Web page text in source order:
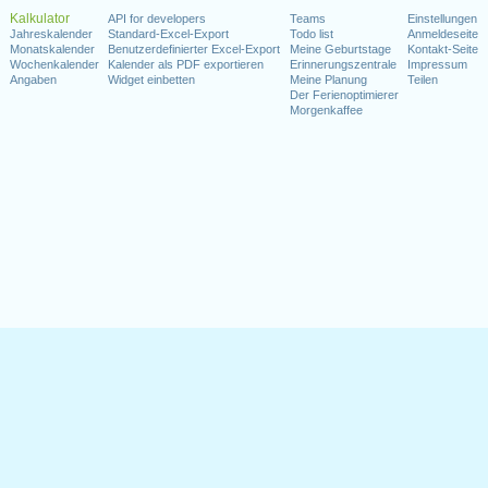
Kalkulator
Jahreskalender
Monatskalender
Wochenkalender
Angaben
API for developers
Standard-Excel-Export
Benutzerdefinierter Excel-Export
Kalender als PDF exportieren
Widget einbetten
Teams
Todo list
Meine Geburtstage
Erinnerungszentrale
Meine Planung
Der Ferienoptimierer
Morgenkaffee
Einstellungen
Anmeldeseite
Kontakt-Seite
Impressum
Teilen